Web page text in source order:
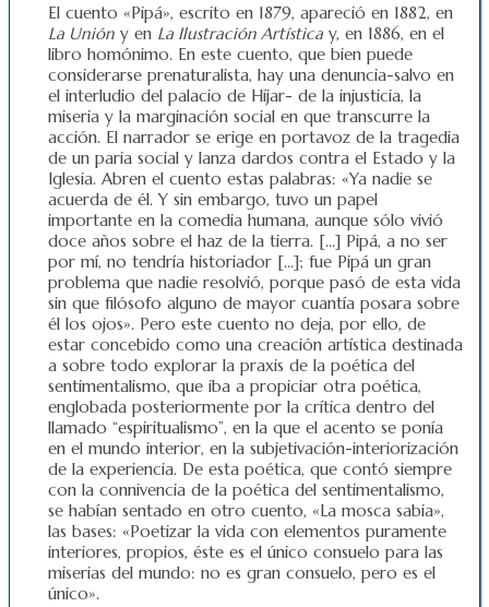
El cuento «Pipá», escrito en 1879, apareció en 1882, en
La Unión y en La Ilustración Artística y, en 1886, en el
libro homónimo. En este cuento, que bien puede
considerarse prenaturalista, hay una denuncia-salvo en
el interludio del palacio de Híjar- de la injusticia, la
miseria y la marginación social en que transcurre la
acción. El narrador se erige en portavoz de la tragedia
de un paria social y lanza dardos contra el Estado y la
Iglesia. Abren el cuento estas palabras: «Ya nadie se
acuerda de él. Y sin embargo, tuvo un papel
importante en la comedia humana, aunque sólo vivió
doce años sobre el haz de la tierra. […] Pipá, a no ser
por mí, no tendría historiador […]; fue Pipá un gran
problema que nadie resolvió, porque pasó de esta vida
sin que filósofo alguno de mayor cuantía posara sobre
él los ojos». Pero este cuento no deja, por ello, de
estar concebido como una creación artística destinada
a sobre todo explorar la praxis de la poética del
sentimentalismo, que iba a propiciar otra poética,
englobada posteriormente por la crítica dentro del
llamado “espiritualismo”, en la que el acento se ponía
en el mundo interior, en la subjetivación-interiorización
de la experiencia. De esta poética, que contó siempre
con la connivencia de la poética del sentimentalismo,
se habían sentado en otro cuento, «La mosca sabia»,
las bases: «Poetizar la vida con elementos puramente
interiores, propios, éste es el único consuelo para las
miserias del mundo: no es gran consuelo, pero es el
único».